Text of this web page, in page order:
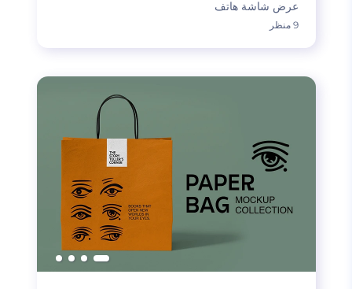
عرض شاشة هاتف
9 منظر